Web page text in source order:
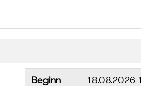
Beginn
18.08.2026